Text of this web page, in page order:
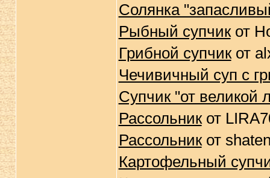
Солянка
Рыбный супчикот
Грибной супчикот
Чечивичный суп с
Супчик "от великой
Рассольникот
Рассольникот
Картофельный